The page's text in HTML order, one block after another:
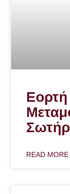
Εορτή
READ MORE